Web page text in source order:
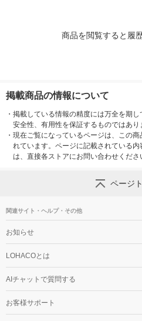
商品を閲覧すると履
掲載商品の情報について
・ 掲載している情報の精度には万全を期し
安全性、有用性を保証するものではあり
・ 現在ご覧になっているページは、この
れています。ページに記載されている
は、直接各ストアにお問い合わせくださ
ページ
関連サイト・ヘルプ・その他
お知らせ
LOHACOとは
AIチャットで質問する
お客様サポート